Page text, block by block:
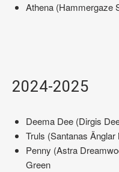
Athena (Hammergaze
2024-2025
Deema Dee (Dirgis
Truls (Santanas
Penny (Astra
Green